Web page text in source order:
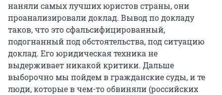
наняли самых лучших юристов страны, они
проанализировали доклад. Вывод по докладу
таков, что это сфальсифицированный,
подогнанный под обстоятельства, под ситуацию
доклад. Его юридическая техника не
выдерживает никакой критики. Дальше
выборочно мы пойдем в гражданские суды, и те
люди, которые в чем-то обвиняли (российских